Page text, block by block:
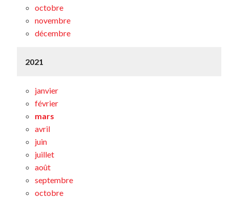
octobre
novembre
décembre
2021
janvier
février
mars
avril
juin
juillet
août
septembre
octobre